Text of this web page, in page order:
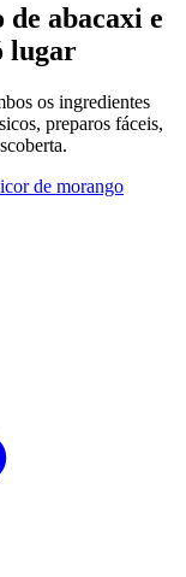
de abacaxi e
lugar
os ingredientes
preparos fáceis,
de morango